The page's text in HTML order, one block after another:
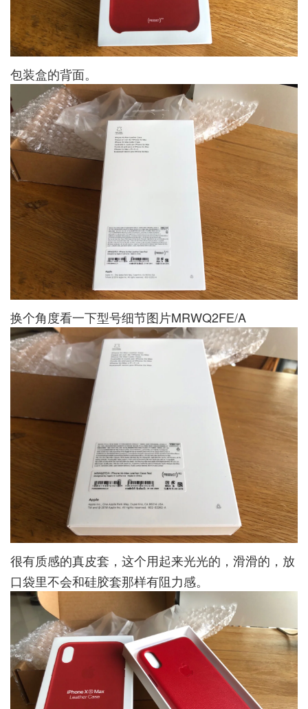
包装盒的背面。
换个角度看一下型号细节图片MRWQ2FE/A
很有质感的真皮套，这个用起来光光的，滑滑的，放
口袋里不会和硅胶套那样有阻力感。